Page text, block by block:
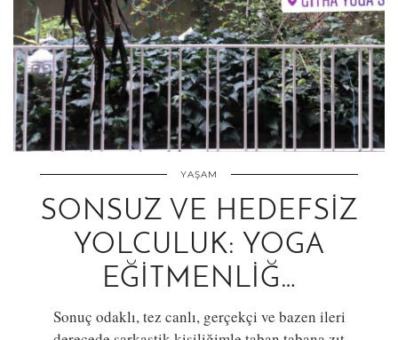
YAŞAM
SONSUZ VE HEDEFSIZ
YOLCULUK: YOGA
EĞITMENLIĞ…
Sonuç odaklı, tez canlı, gerçekçi ve bazen ileri